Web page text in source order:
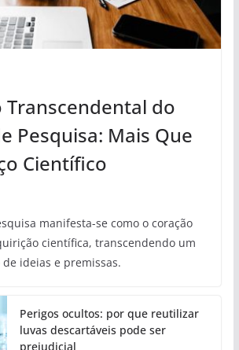
Transcendental do
Pesquisa: Mais Que
Científico
manifesta-se como o coração
científica, transcendendo um
ideias e premissas.
Perigos ocultos: por que reutilizar
luvas descartáveis pode ser
prejudicial